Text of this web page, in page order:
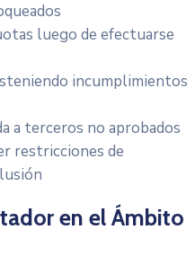
luego de efectuarse
incumplimientos
a terceros no aprobados
restricciones de
en el Ámbito